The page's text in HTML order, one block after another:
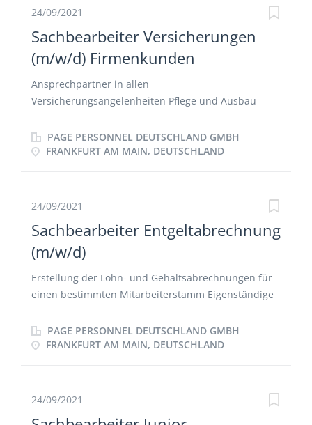
Abwicklung des Spargeschäfts, Bestellung,
Weiterentwicklung von Prozesse Administrative
Tätigkeiten, Buchungen und sonstiger Schriftverkehr
Selbstständige Bearbeitung der eingehenden
schriftlichen und telefonischen Korrespondenz
von eingehenden Kundenanfragen
24/09/2021
Sachbearbeiter Versicherungen
(m/w/d) Firmenkunden
Ansprechpartner in allen
Versicherungsangelenheiten Pflege und Ausbau
Durchführung von Kundenpräsentationen enge
Zusammenarbeit mit den Kundenberatern der
Kundenberater/innen der Sparkasse vor Ort
Vertriebsmaßnahmen
PAGE PERSONNEL DEUTSCHLAND GMBH
FRANKFURT AM MAIN, DEUTSCHLAND
24/09/2021
Sachbearbeiter Entgeltabrechnung
(m/w/d)
Erstellung der Lohn- und Gehaltsabrechnungen für
einen bestimmten Mitarbeiterstamm Eigenständige
Personalakten Durchführung der Zeiterfassung
Ansprechpartner für Mitarbeiter,
Fragen)
PAGE PERSONNEL DEUTSCHLAND GMBH
FRANKFURT AM MAIN, DEUTSCHLAND
24/09/2021